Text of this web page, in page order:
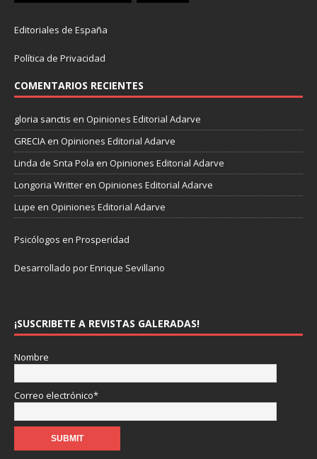
Editoriales de España
Política de Privacidad
COMENTARIOS RECIENTES
gloria sanctis en Opiniones Editorial Adarve
GRECIAen Opiniones Editorial Adarve
Linda de Snta Pola en Opiniones Editorial Adarve
Longoria Writteren Opiniones Editorial Adarve
Lupe en Opiniones Editorial Adarve
Psicólogos en Prosperidad
Desarrollado por Enrique Sevillano
¡SUSCRIBETE A REVISTAS GALERADAS!
Nombre
Correo electrónico*